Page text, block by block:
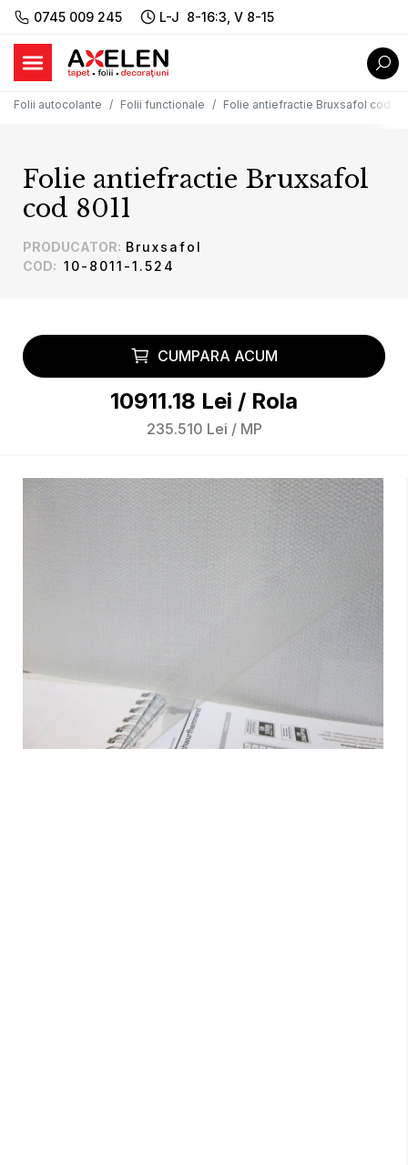
0745 009 245 L-J 8-16:3, V 8-15
Folii autocolante Folii functionale Folie antiefractie Bruxsafol cod
CUMPARA ACUM
10911.18 Lei / Rola
235.510 Lei / MP
Folie antiefractie Bruxsafol
cod 8011
PRODUCATOR: Bruxsafol
COD: 10-8011-1.524